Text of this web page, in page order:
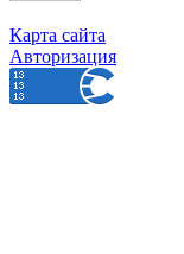
Карта сайта
Авторизация